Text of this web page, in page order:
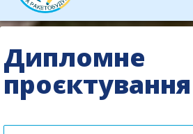
Дипломне
проєктування